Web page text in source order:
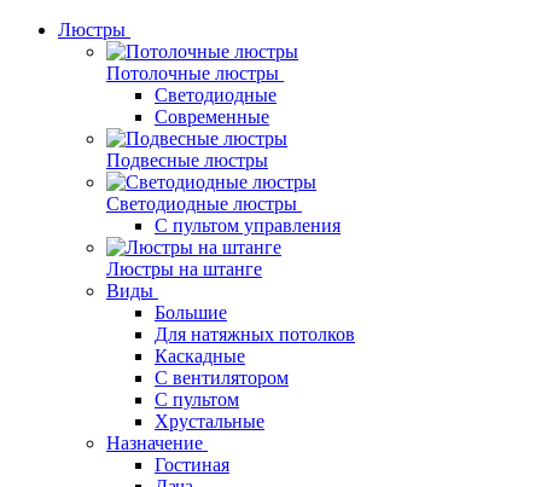
Люстры
Потолочные люстры
Светодиодные
Современные
Подвесные люстры
Светодиодные люстры
С пультом управления
Люстры на штанге
Виды
Большие
Для натяжных потолков
Каскадные
С вентилятором
С пультом
Хрустальные
Назначение
Гостиная